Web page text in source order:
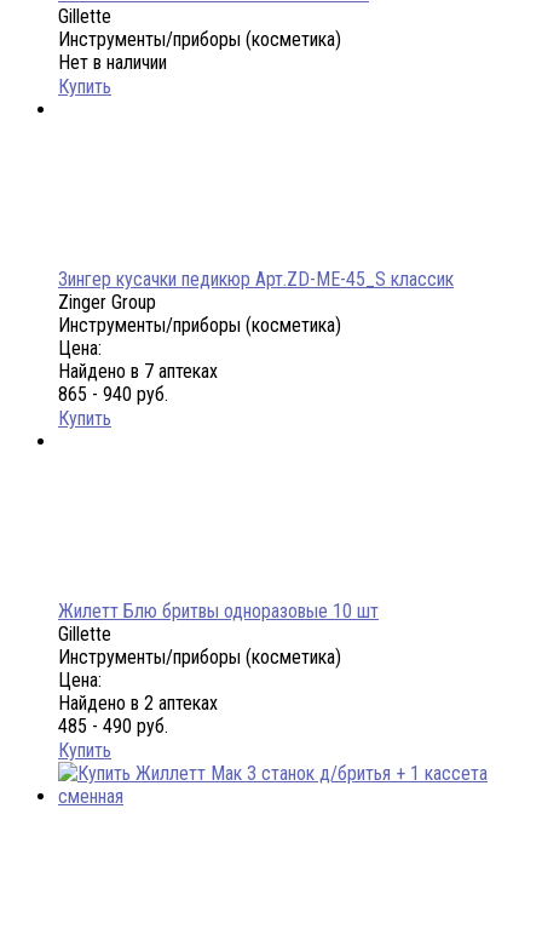
Gillette
Инструменты/приборы (косметика)
Нет в наличии
Купить
Зингер кусачки педикюр Арт.ZD-ME-45_S классик
Zinger Group
Инструменты/приборы (косметика)
Цена:
Найдено в 7 аптеках
865 - 940 руб.
Купить
Жилетт Блю бритвы одноразовые 10 шт
Gillette
Инструменты/приборы (косметика)
Цена:
Найдено в 2 аптеках
485 - 490 руб.
Купить